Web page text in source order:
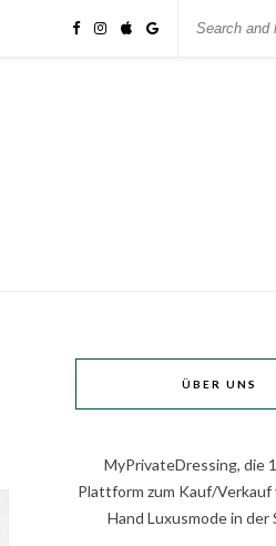
ÜBER UNS
MyPrivateDressing, die
Plattform zum Kauf/Verkauf
Hand Luxusmode in der